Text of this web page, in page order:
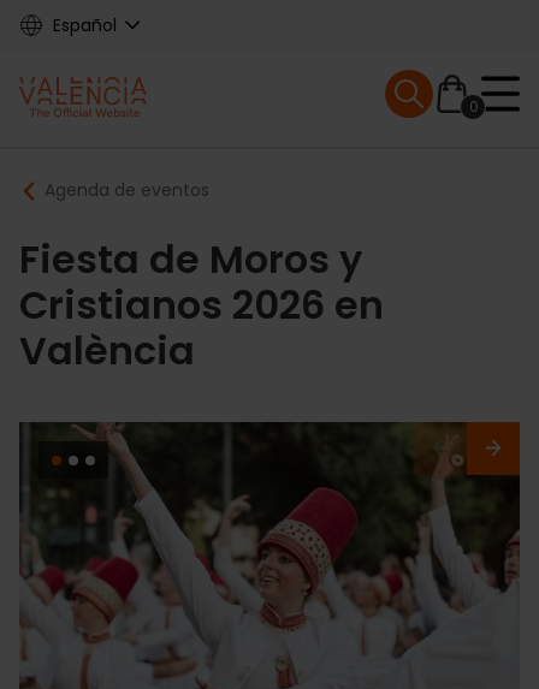
Skip
content
Español
Main
navigation
0
Mobile menu
Breadcrumb
Agenda de eventos
Fiesta de Moros y
Cristianos 2026 en
València